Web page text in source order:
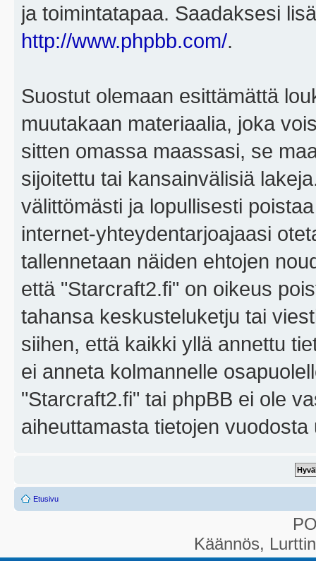
ja toimintatapaa. Saadaksesi
http://www.phpbb.com/.
Suostut olemaan esittämättä
muutakaan materiaalia, joka
sitten omassa maassasi, se
sijoitettu tai kansainvälisiä
välittömästi ja lopullisesti
internet-yhteydentarjoajaasi
tallennetaan näiden ehtojen
että "Starcraft2.fi" on oikeus
tahansa keskusteluketju tai
siihen, että kaikki yllä annettu
ei anneta kolmannelle
"Starcraft2.fi" tai phpBB ei ole
aiheuttamasta tietojen
Etusivu
Käännös,